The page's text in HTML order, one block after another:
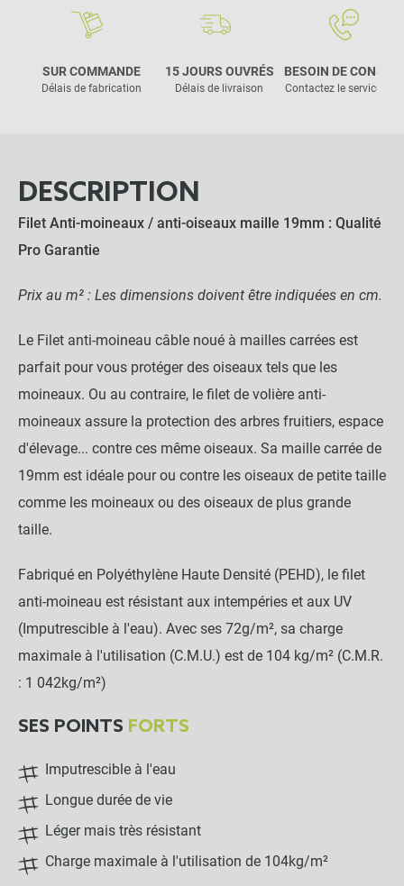
SUR COMMANDE
Délais de fabrication
15 JOURS OUVRÉS
Délais de livraison
BESOIN DE CONSEIL
Contactez le service
DESCRIPTION
Filet Anti-moineaux / anti-oiseaux maille 19mm : Qualité
Pro Garantie
Prix au m² : Les dimensions doivent être indiquées en cm.
Le Filet anti-moineau câble noué à mailles carrées est
parfait pour vous protéger des oiseaux tels que les
moineaux. Ou au contraire, le filet de volière anti-
moineaux assure la protection des arbres fruitiers, espace
d'élevage... contre ces même oiseaux. Sa maille carrée de
19mm est idéale pour ou contre les oiseaux de petite taille
comme les moineaux ou des oiseaux de plus grande
taille.
Fabriqué en Polyéthylène Haute Densité (PEHD), le filet
anti-moineau est résistant aux intempéries et aux UV
(Imputrescible à l'eau). Avec ses 72g/m², sa charge
maximale à l'utilisation (C.M.U.) est de 104 kg/m² (C.M.R.
: 1 042kg/m²)
SES POINTS FORTS
Imputrescible à l'eau
Longue durée de vie
Léger mais très résistant
Charge maximale à l'utilisation de 104kg/m²